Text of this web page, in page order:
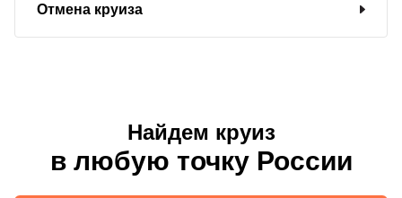
Отмена круиза
Найдем круиз
в любую точку России